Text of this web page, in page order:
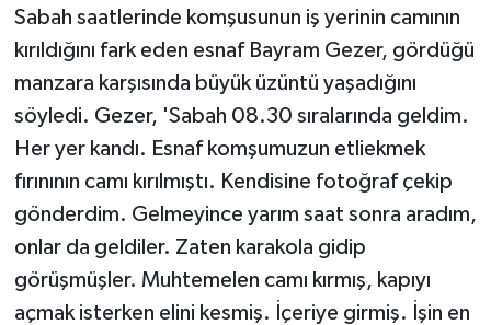
Sabah saatlerinde komşusunun iş yerinin camının
kırıldığını fark eden esnaf Bayram Gezer, gördüğü
manzara karşısında büyük üzüntü yaşadığını
söyledi. Gezer, 'Sabah 08.30 sıralarında geldim.
Her yer kandı. Esnaf komşumuzun etliekmek
fırınının camı kırılmıştı. Kendisine fotoğraf çekip
gönderdim. Gelmeyince yarım saat sonra aradım,
onlar da geldiler. Zaten karakola gidip
görüşmüşler. Muhtemelen camı kırmış, kapıyı
açmak isterken elini kesmiş. İçeriye girmiş. İşin en